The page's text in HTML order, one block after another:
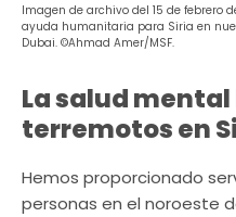
Imagen de archivo del 15 de febrero
ayuda humanitaria para Siria en
Dubai. ©Ahmad Amer/MSF.
La salud mental
terremotos en
Hemos proporcionado
personas en el noroeste